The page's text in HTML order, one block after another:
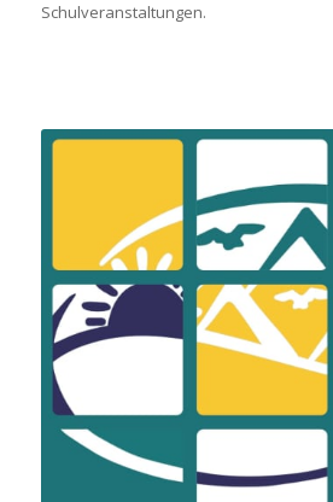
Schulveranstaltungen.